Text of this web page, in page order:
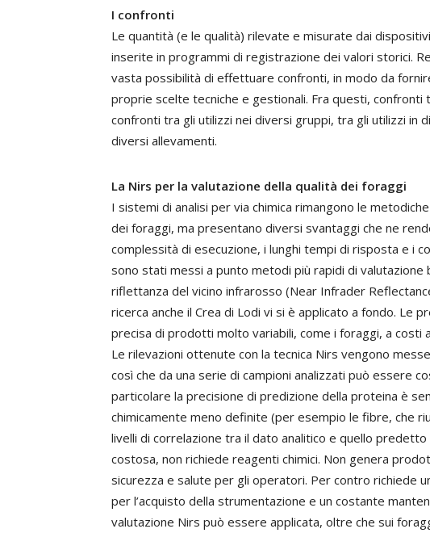
I confronti
Le quantità (e le qualità) rilevate e misurate dai
inserite in programmi di registrazione dei valori storici.
vasta possibilità di effettuare confronti, in modo da
proprie scelte tecniche e gestionali. Fra questi, confronti
confronti tra gli utilizzi nei diversi gruppi, tra gli utilizzi in
diversi allevamenti.
La Nirs per la valutazione della qualità dei foraggi
I sistemi di analisi per via chimica rimangono le
dei foraggi, ma presentano diversi svantaggi che ne
complessità di esecuzione, i lunghi tempi di risposta e i
sono stati messi a punto metodi più rapidi di
riflettanza del vicino infrarosso (Near Infrader
ricerca anche il Crea di Lodi vi si è applicato a fondo. Le
precisa di prodotti molto variabili, come i foraggi, a costi
Le rilevazioni ottenute con la tecnica Nirs vengono
così che da una serie di campioni analizzati può essere
particolare la precisione di predizione della proteina è
chimicamente meno definite (per esempio le fibre, che
livelli di correlazione tra il dato analitico e quello
costosa, non richiede reagenti chimici. Non genera
sicurezza e salute per gli operatori. Per contro richiede
per l’acquisto della strumentazione e un costante
valutazione Nirs può essere applicata, oltre che sui